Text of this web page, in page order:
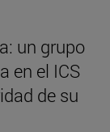
un grupo
en el ICS
de su